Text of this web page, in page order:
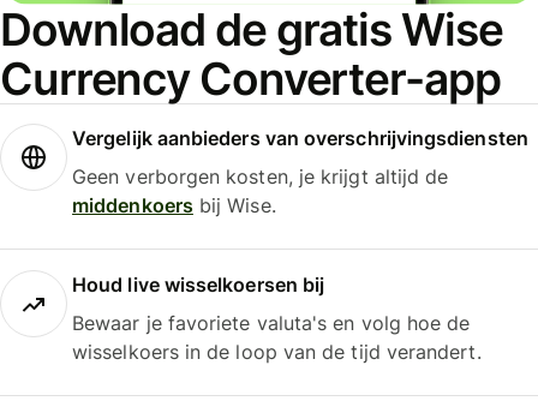
Download de gratis Wise
Currency Converter-app
Vergelijk aanbieders van overschrijvingsdiensten
Geen verborgen kosten, je krijgt altijd de
middenkoersbij Wise.
Houd live wisselkoersen bij
Bewaar je favoriete valuta's en volg hoe de
wisselkoers in de loop van de tijd verandert.